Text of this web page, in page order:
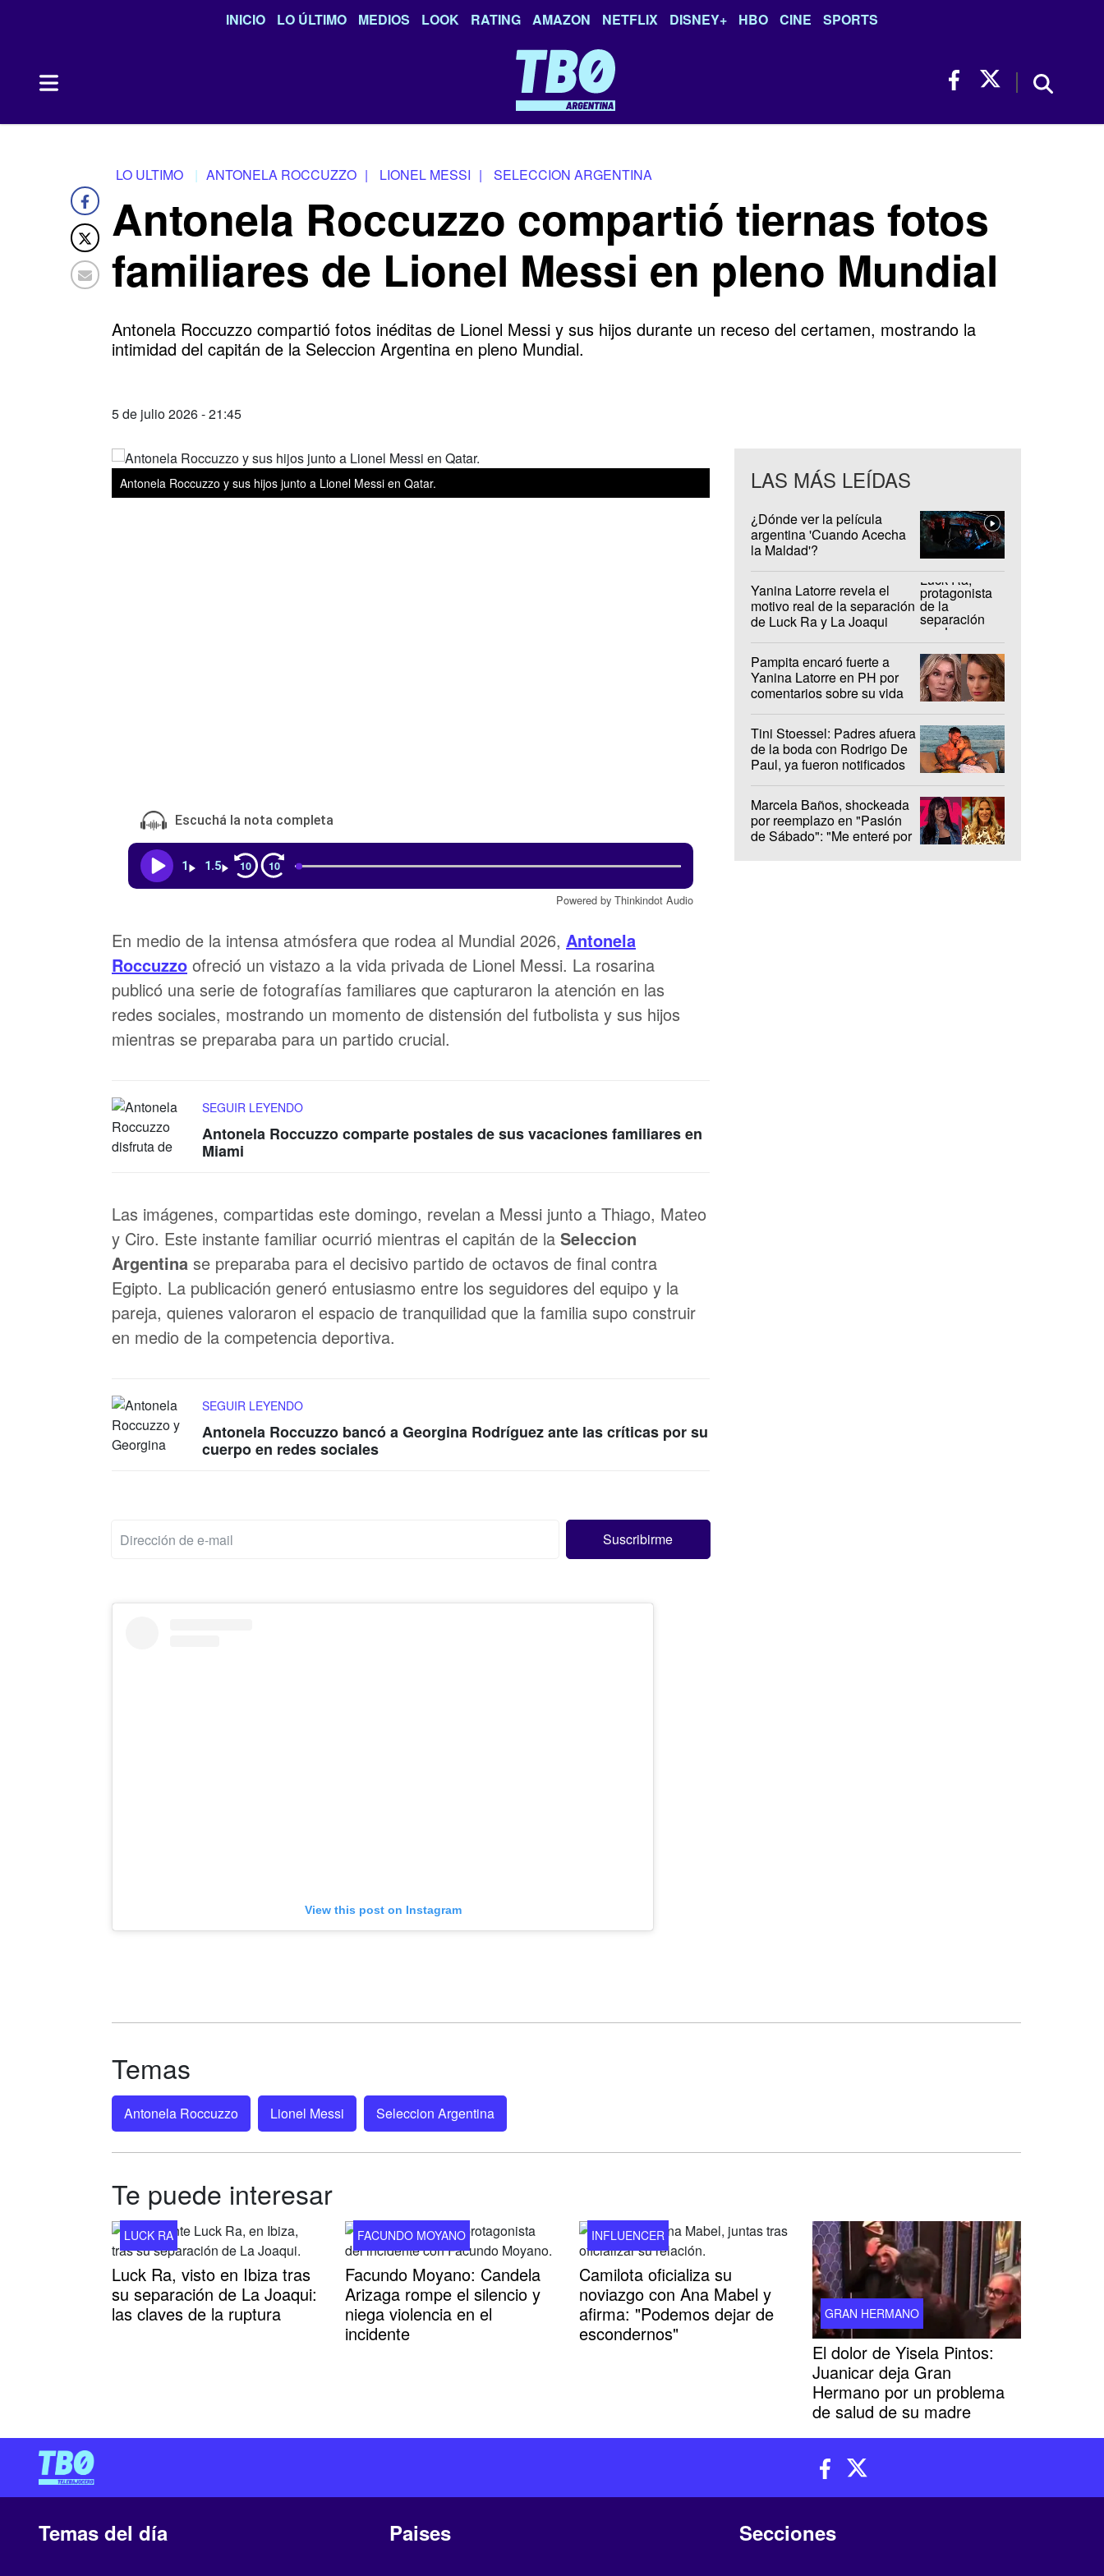
INICIO LO ÚLTIMO MEDIOS LOOK RATING AMAZON NETFLIX DISNEY+ HBO CINE SPORTS
LO ULTIMO ANTONELA ROCCUZZO | LIONEL MESSI | SELECCION ARGENTINA
Antonela Roccuzzo compartió tiernas fotos
familiares de Lionel Messi en pleno Mundial
Antonela Roccuzzo compartió fotos inéditas de Lionel Messi y sus hijos durante un receso del certamen, mostrando la
intimidad del capitán de la Seleccion Argentina en pleno Mundial.
5 de julio 2026 - 21:45
Antonela Roccuzzo y sus hijos junto a Lionel Messi en Qatar.
Escuchá la nota completa
1 1.5 10 10
Powered by Thinkindot Audio
En medio de la intensa atmósfera que rodea al Mundial 2026, Antonela
Roccuzzo ofreció un vistazo a la vida privada de Lionel Messi. La rosarina
publicó una serie de fotografías familiares que capturaron la atención en las
redes sociales, mostrando un momento de distensión del futbolista y sus hijos
mientras se preparaba para un partido crucial.
SEGUIR LEYENDO
Antonela Roccuzzo comparte postales de sus vacaciones familiares en
Miami
Las imágenes, compartidas este domingo, revelan a Messi junto a Thiago, Mateo
y Ciro. Este instante familiar ocurrió mientras el capitán de la Seleccion
Argentina se preparaba para el decisivo partido de octavos de final contra
Egipto. La publicación generó entusiasmo entre los seguidores del equipo y la
pareja, quienes valoraron el espacio de tranquilidad que la familia supo construir
en medio de la competencia deportiva.
SEGUIR LEYENDO
Antonela Roccuzzo bancó a Georgina Rodríguez ante las críticas por su
cuerpo en redes sociales
View this post on Instagram
LAS MÁS LEÍDAS
¿Dónde ver la película
argentina 'Cuando Acecha
la Maldad'?
Yanina Latorre revela el
motivo real de la separación
de Luck Ra y La Joaqui
Pampita encaró fuerte a
Yanina Latorre en PH por
comentarios sobre su vida
Tini Stoessel: Padres afuera
de la boda con Rodrigo De
Paul, ya fueron notificados
Marcela Baños, shockeada
por reemplazo en "Pasión
de Sábado": "Me enteré por
Temas
Antonela Roccuzzo Lionel Messi Seleccion Argentina
Te puede interesar
LUCK RA
Luck Ra, visto en Ibiza tras
su separación de La Joaqui:
las claves de la ruptura
FACUNDO MOYANO
Facundo Moyano: Candela
Arizaga rompe el silencio y
niega violencia en el
incidente
INFLUENCER
Camilota oficializa su
noviazgo con Ana Mabel y
afirma: "Podemos dejar de
escondernos"
GRAN HERMANO
El dolor de Yisela Pintos:
Juanicar deja Gran
Hermano por un problema
de salud de su madre
Temas del día Paises Secciones